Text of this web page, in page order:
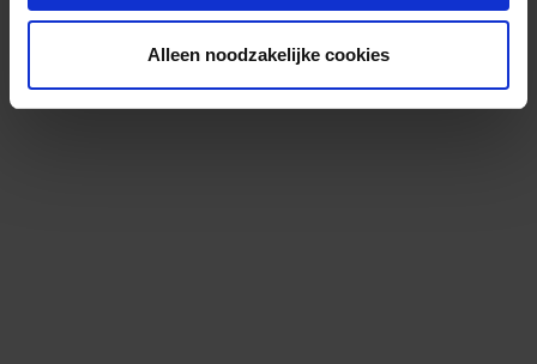
Alleen noodzakelijke cookies